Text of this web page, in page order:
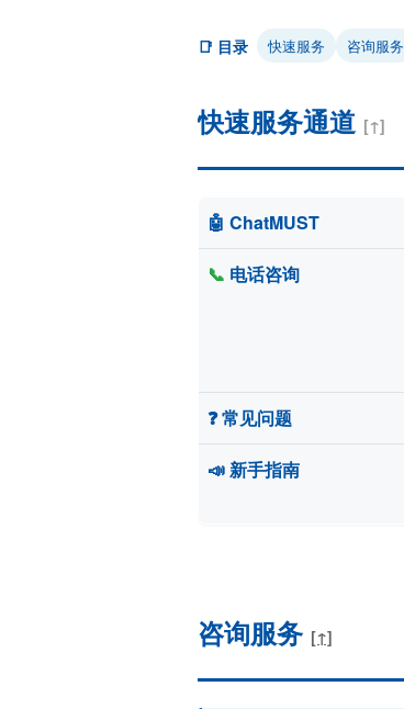
📑 目录 快速服务 咨询服务
快速服务通道 [↑]
🤖 ChatMUST
📞 电话咨询
❓ 常见问题
📣 新手指南
咨询服务 [↑]